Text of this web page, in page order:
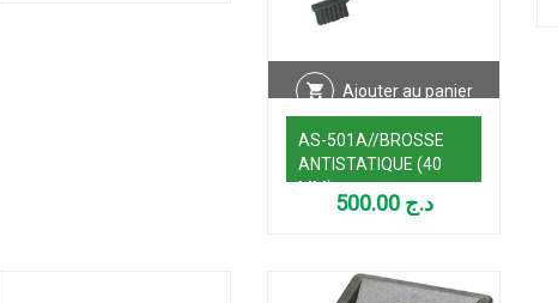
Ajouter au panier
AS-501A//BROSSE
ANTISTATIQUE (40
MM)
د.ج 500.00